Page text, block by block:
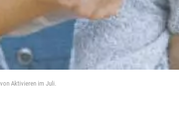
Aktivieren im Juli.